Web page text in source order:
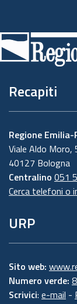
di
pagina
Recapiti
Regione
Viale Aldo Moro,
40127 Bologna
Centralino 051
Cerca telefoni o
URP
Sito web:
Numero verde:
Scrivici: e-mail -